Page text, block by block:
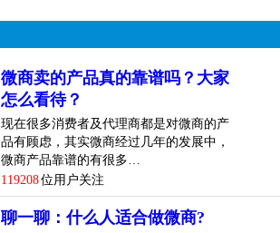
微商卖的产品真的靠谱吗？大家
怎么看待？
现在很多消费者及代理商都是对微商的产
品有顾虑，其实微商经过几年的发展中，
微商产品靠谱的有很多…
119208位用户关注
聊一聊：什么人适合做微商?